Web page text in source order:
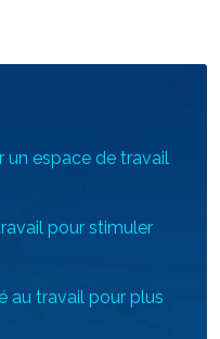
un espace de travail
pour stimuler
au travail pour plus